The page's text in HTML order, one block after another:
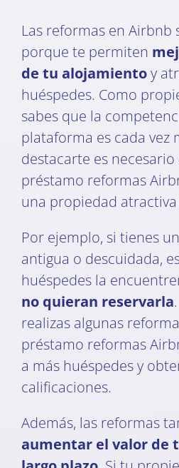
Las reformas en
porque te permiten
de tu alojamientoy
huéspedes. Como
sabes que la
plataforma es cada vez
destacarte es
préstamo reformas
una propiedad
Por ejemplo, si tienes
antigua o descuidada,
huéspedes la
no quieran reservarla
realizas algunas
préstamo reformas
a más huéspedes y
calificaciones.
Además, las reformas
aumentar el valor de